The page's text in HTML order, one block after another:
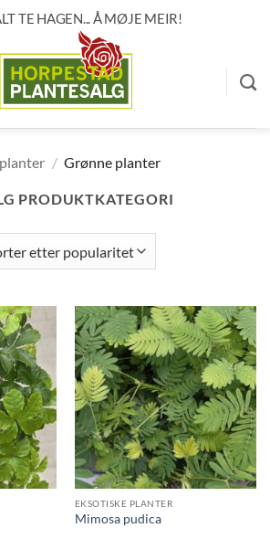
TE HAGEN... Å MØJE MEIR!
/ Grønne planter
PRODUKTKATEGORI
EKSOTISKE PLANTER
Mimosa pudica